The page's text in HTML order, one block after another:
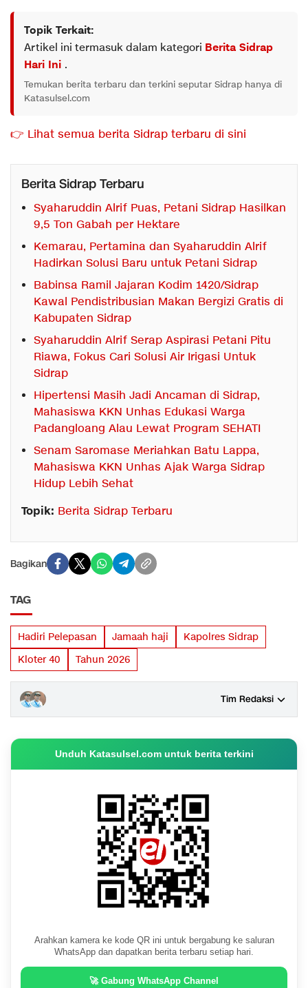
Topik Terkait:
Artikel ini termasuk dalam kategori Berita Sidrap
Hari Ini .
Temukan berita terbaru dan terkini seputar Sidrap hanya di
Katasulsel.com
👉 Lihat semua berita Sidrap terbaru di sini
Berita Sidrap Terbaru
Syaharuddin Alrif Puas, Petani Sidrap Hasilkan
9,5 Ton Gabah per Hektare
Kemarau, Pertamina dan Syaharuddin Alrif
Hadirkan Solusi Baru untuk Petani Sidrap
Babinsa Ramil Jajaran Kodim 1420/Sidrap
Kawal Pendistribusian Makan Bergizi Gratis di
Kabupaten Sidrap
Syaharuddin Alrif Serap Aspirasi Petani Pitu
Riawa, Fokus Cari Solusi Air Irigasi Untuk
Sidrap
Hipertensi Masih Jadi Ancaman di Sidrap,
Mahasiswa KKN Unhas Edukasi Warga
Padangloang Alau Lewat Program SEHATI
Senam Saromase Meriahkan Batu Lappa,
Mahasiswa KKN Unhas Ajak Warga Sidrap
Hidup Lebih Sehat
Topik: Berita Sidrap Terbaru
Bagikan
TAG
Hadiri Pelepasan Jamaah haji
Kapolres Sidrap
Kloter 40
Tahun 2026
Tim Redaksi
Unduh Katasulsel.com untuk berita terkini
Arahkan kamera ke kode QR ini untuk bergabung ke saluran
WhatsApp dan dapatkan berita terbaru setiap hari.
🚀 Gabung WhatsApp Channel